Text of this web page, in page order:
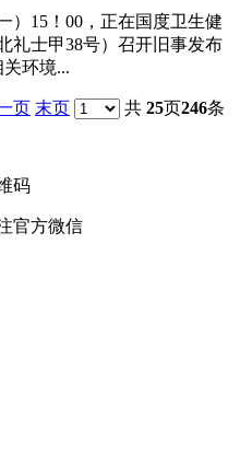
）15！00，正在国度卫生健
礼士甲38号）召开旧事发布
环境...
页 末页 共 25页246条
官方微信